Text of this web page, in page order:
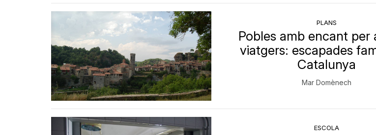
PLANS
Pobles amb encant per
viatgers: escapades
Catalunya
Mar Domènech
ESCOLA